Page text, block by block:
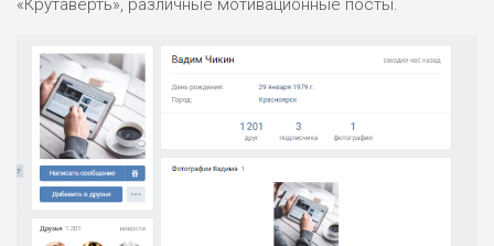
«Крутаверть», различные мотивационные посты.